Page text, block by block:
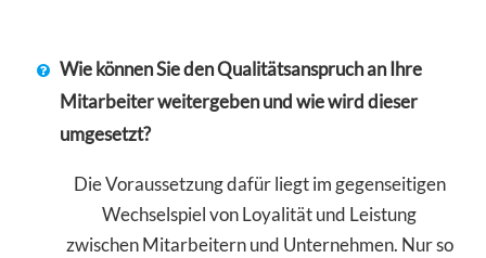
Wie können Sie den Qualitätsanspruch an Ihre
Mitarbeiter weitergeben und wie wird dieser
umgesetzt?
Die Voraussetzung dafür liegt im gegenseitigen
Wechselspiel von Loyalität und Leistung
zwischen Mitarbeitern und Unternehmen. Nur so